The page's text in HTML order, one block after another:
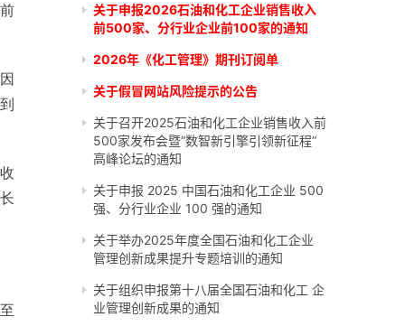
关于申报2026石油和化工企业销售收入
前500家、分行业企业前100家的通知
2026年《化工管理》期刊订阅单
关于假冒网站风险提示的公告
关于召开2025石油和化工企业销售收入前
500家发布会暨“数智新引擎引领新征程”
高峰论坛的通知
关于申报 2025 中国石油和化工企业 500
强、分行业企业 100 强的通知
关于举办2025年度全国石油和化工企业
管理创新成果提升专题培训的通知
关于组织申报第十八届全国石油和化工 企
业管理创新成果的通知